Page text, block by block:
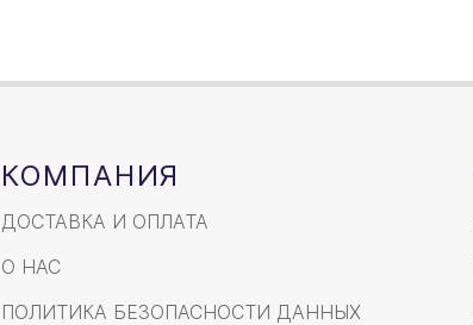
КОМПАНИЯ
ДОСТАВКА И ОПЛАТА
О НАС
ПОЛИТИКА БЕЗОПАСНОСТИ ДАННЫХ